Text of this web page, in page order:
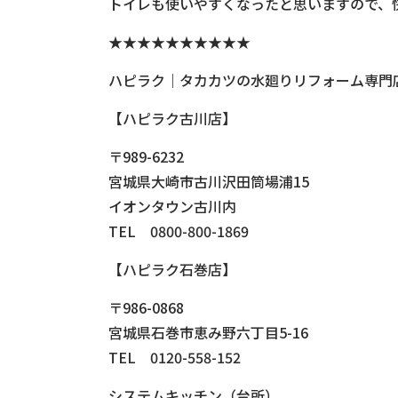
★★★★★★★★★★
ハピラク｜タカカツの水廻りリフォーム専門
【ハピラク古川店】
〒989-6232
宮城県大崎市古川沢田筒場浦15
イオンタウン古川内
TEL 0800-800-1869
【ハピラク石巻店】
〒986-0868
宮城県石巻市恵み野六丁目5-16
TEL 0120-558-152